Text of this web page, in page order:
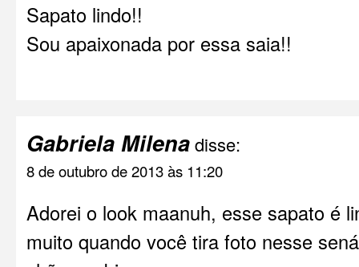
Sapato lindo!!
Sou apaixonada por essa saia!!
Gabriela Milenadisse:
8 de outubro de 2013 às 11:20
Adorei o look maanuh, esse sapato é
muito quando você tira foto nesse